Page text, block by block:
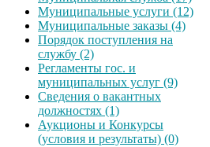
Муниципальные услуги (12)
Муниципальные заказы (4)
Порядок поступления на
службу (2)
Регламенты гос. и
муниципальных услуг (9)
Сведения о вакантных
должностях (1)
Аукционы и Конкурсы
(условия и результаты) (0)